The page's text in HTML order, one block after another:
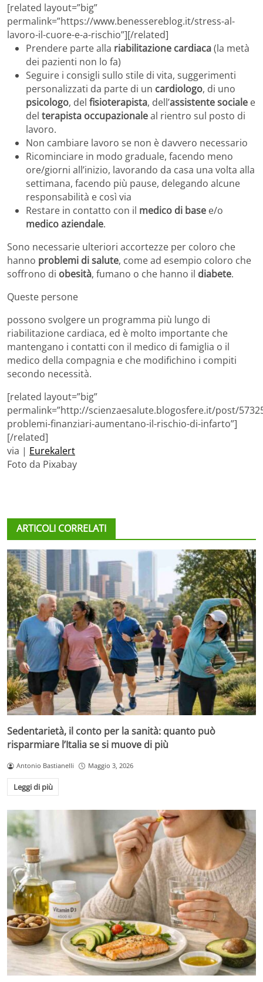
[related layout=”big”
permalink=”https://www.benessereblog.it/stress-al-
lavoro-il-cuore-e-a-rischio”][/related]
Prendere parte alla riabilitazione cardiaca(la metà
dei pazienti non lo fa)
Seguire i consigli sullo stile di vita, suggerimenti
personalizzati da parte di un cardiologo, di uno
psicologo, del fisioterapista, dell’assistente sociale e
del terapista occupazionaleal rientro sul posto di
lavoro.
Non cambiare lavoro se non è davvero necessario
Ricominciare in modo graduale, facendo meno
ore/giorni all’inizio, lavorando da casa una volta alla
settimana, facendo più pause, delegando alcune
responsabilità e così via
Restare in contatto con il medico di base e/o
medico aziendale.
Sono necessarie ulteriori accortezze per coloro che
hanno problemi di salute, come ad esempio coloro che
soffrono di obesità, fumano o che hanno il diabete.
Queste persone
possono svolgere un programma più lungo di
riabilitazione cardiaca, ed è molto importante che
mantengano i contatti con il medico di famiglia o il
medico della compagnia e che modifichino i compiti
secondo necessità.
[related layout=”big”
permalink=”http://scienzaesalute.blogosfere.it/post/
problemi-finanziari-aumentano-il-rischio-di-infarto”]
[/related]
via | Eurekalert
Foto da Pixabay
ARTICOLI CORRELATI
Sedentarietà, il conto per la sanità: quanto può
risparmiare l’Italia se si muove di più
Antonio Bastianelli Maggio 3, 2026
Leggi di più